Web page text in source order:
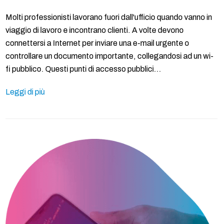
Molti professionisti lavorano fuori dall'ufficio quando vanno in
viaggio di lavoro e incontrano clienti. A volte devono
connettersi a Internet per inviare una e-mail urgente o
controllare un documento importante, collegandosi ad un wi-
fi pubblico. Questi punti di accesso pubblici…
Leggi di più